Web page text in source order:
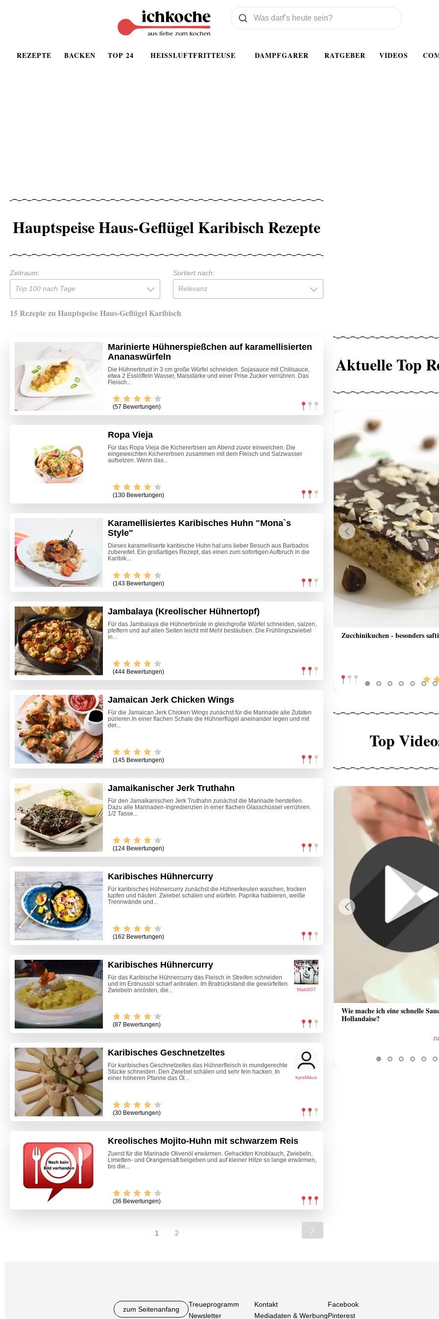
REZEPTE BACKEN TOP 24 HEISSLUFTFRITTEUSE DAMPFGARER RATGEBER VIDEOS
Was wollen Sie suchen
Suchen
Hauptspeise Haus-Geflügel Karibisch Rezepte
Zeitraum:
Top 100 nach Tage
Sortiert nach:
Relevanz
15 Rezepte zu Hauptspeise Haus-Geflügel Karibisch
Marinierte Hühnerspießchen auf karamellisierten
Ananaswürfeln
Die Hühnerbrust in 3 cm große Würfel schneiden. Sojasauce mit Chilisauce,
etwa 2 Esslöffeln Wasser, Maisstärke und einer Prise Zucker verrühren. Das
Fleisch...
(57 Bewertungen)
Ropa Vieja
Für das Ropa Vieja die Kichererbsen am Abend zuvor einweichen. Die
eingeweichten Kichererbsen zusammen mit dem Fleisch und Salzwasser
aufsetzen. Wenn das...
(130 Bewertungen)
Karamellisiertes Karibisches Huhn "Mona`s
Style"
Dieses karamelliserte karibische Huhn hat uns lieber Besuch aus Barbados
zubereitet. Ein großartiges Rezept, das einen zum sofortigen Aufbruch in die
Karibik...
(143 Bewertungen)
Jambalaya (Kreolischer Hühnertopf)
Für das Jambalaya die Hühnerbrüste in gleichgroße Würfel schneiden, salzen,
pfeffern und auf allen Seiten leicht mit Mehl bestäuben. Die Frühlingszwiebel
in...
(444 Bewertungen)
Jamaican Jerk Chicken Wings
Für die Jamaican Jerk Chicken Wings zunächst für die Marinade alle Zutaten
pürieren.In einer flachen Schale die Hühnerflügel aneinander legen und mit
der...
(145 Bewertungen)
Jamaikanischer Jerk Truthahn
Für den Jamaikanischen Jerk Truthahn zunächst die Marinade herstellen.
Dazu alle Marinaden-Ingredienzien in einer flachen Glasschüssel verrühren.
1/2 Tasse...
(124 Bewertungen)
Karibisches Hühnercurry
Für karibisches Hühnercurry zunächst die Hühnerkeulen waschen, trocken
tupfen und häuten. Zwiebel schälen und würfeln. Paprika halbieren, weiße
Trennwände und...
(162 Bewertungen)
Maki007
Karibisches Hühnercurry
Für das Karibische Hühnercurry das Fleisch in Streifen schneiden
und im Erdnussöl scharf anbraten. Im Bratrückstand die gewürfelten
Zwiebeln anrösten, die...
(87 Bewertungen)
kyraMaus
Karibisches Geschnetzeltes
Für karibisches Geschnetzeltes das Hühnerfleisch in mundgerechte
Stücke schneiden. Den Zwiebel schälen und sehr fein hacken. In
einer höheren Pfanne das Öl...
(30 Bewertungen)
Kreolisches Mojito-Huhn mit schwarzem Reis
Zuerst für die Marinade Olivenöl erwärmen. Gehackten Knoblauch, Zwiebeln,
Limetten- und Orangensaft beigeben und auf kleiner Hitze so lange erwärmen,
bis die...
(36 Bewertungen)
1 2
Aktuelle Top
Zucchinikuchen - besonders
Marillenkuchen mit Streusel
Previous
Top
Wie mache ich eine schnelle
Hollandaise?
Previous
zum Seitenanfang
Treueprogramm
Newsletter
Kontakt
Mediadaten & Werbung
Facebook
Pinterest